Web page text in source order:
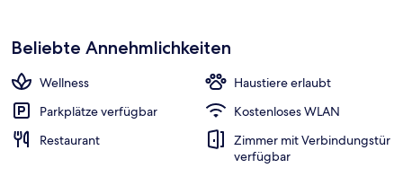
Beliebte Annehmlichkeiten
Wellness
Haustiere erlaubt
Parkplätze verfügbar
Kostenloses WLAN
Restaurant
Zimmer mit Verbindungstür
verfügbar